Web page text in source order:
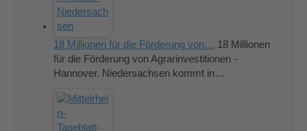
18 Millionen für die Förderung von… 18 Millionen
für die Förderung von Agrarinvestitionen -
Hannover. Niedersachsen kommt in…